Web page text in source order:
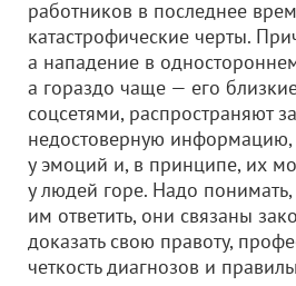
работников в последнее
катастрофические черты.
а нападение в
а гораздо чаще — его
соцсетями, распространяют
недостоверную информацию,
у эмоций и, в принципе, их
у людей горе. Надо понимать,
им ответить, они связаны
доказать свою правоту,
четкость диагнозов и